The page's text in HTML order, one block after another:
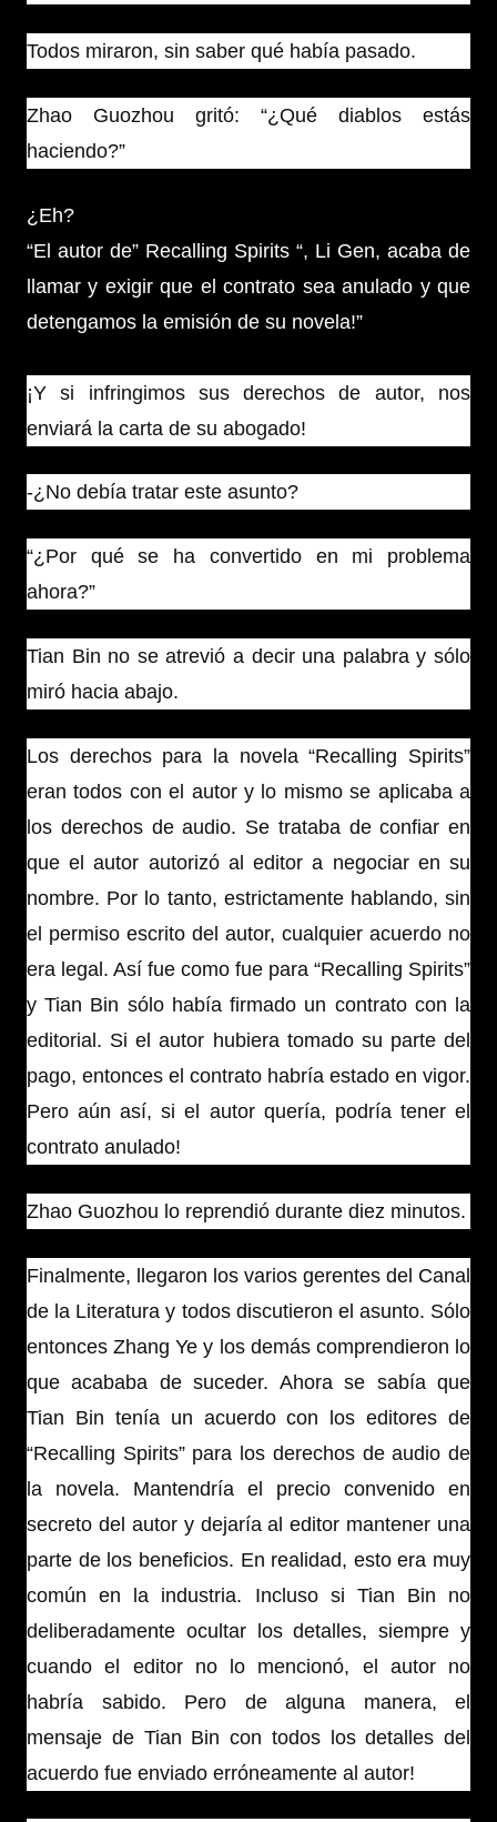
Todos miraron, sin saber qué había pasado.
Zhao Guozhou gritó: “¿Qué diablos estás
haciendo?”
¿Eh?
“El autor de” Recalling Spirits “, Li Gen, acaba de
llamar y exigir que el contrato sea anulado y que
detengamos la emisión de su novela!”
¡Y si infringimos sus derechos de autor, nos
enviará la carta de su abogado!
-¿No debía tratar este asunto?
“¿Por qué se ha convertido en mi problema
ahora?”
Tian Bin no se atrevió a decir una palabra y sólo
miró hacia abajo.
Los derechos para la novela “Recalling Spirits”
eran todos con el autor y lo mismo se aplicaba a
los derechos de audio. Se trataba de confiar en
que el autor autorizó al editor a negociar en su
nombre. Por lo tanto, estrictamente hablando, sin
el permiso escrito del autor, cualquier acuerdo no
era legal. Así fue como fue para “Recalling Spirits”
y Tian Bin sólo había firmado un contrato con la
editorial. Si el autor hubiera tomado su parte del
pago, entonces el contrato habría estado en vigor.
Pero aún así, si el autor quería, podría tener el
contrato anulado!
Zhao Guozhou lo reprendió durante diez minutos.
Finalmente, llegaron los varios gerentes del Canal
de la Literatura y todos discutieron el asunto. Sólo
entonces Zhang Ye y los demás comprendieron lo
que acababa de suceder. Ahora se sabía que
Tian Bin tenía un acuerdo con los editores de
“Recalling Spirits” para los derechos de audio de
la novela. Mantendría el precio convenido en
secreto del autor y dejaría al editor mantener una
parte de los beneficios. En realidad, esto era muy
común en la industria. Incluso si Tian Bin no
deliberadamente ocultar los detalles, siempre y
cuando el editor no lo mencionó, el autor no
habría sabido. Pero de alguna manera, el
mensaje de Tian Bin con todos los detalles del
acuerdo fue enviado erróneamente al autor!